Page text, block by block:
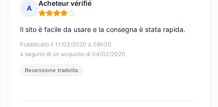
A
Acheteur vérifié
Nota: 4 su 5
Pubblicato il 11/02/2020 à 08h30
a seguito di un acquisto di 04/02/2020
Il sito è facile da usare e la consegna è stata rapida.
Recensione tradotta